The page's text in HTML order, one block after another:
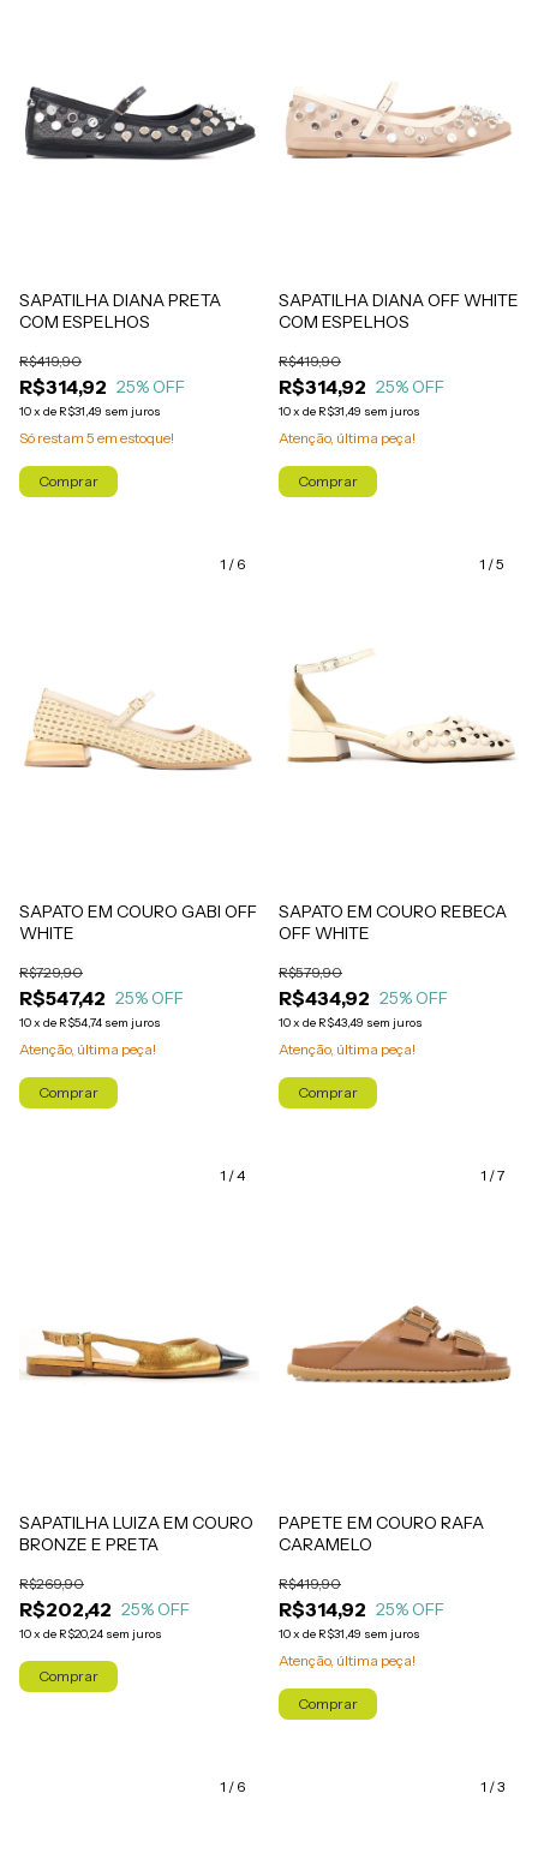
SAPATILHA DIANA PRETA
COM ESPELHOS
R$314,92
R$419,90
25% OFF
10x de R$31,49 sem juros
Só restam 5 em estoque!
Comprar
SAPATILHA DIANA OFF WHITE
COM ESPELHOS
R$314,92
R$419,90
25% OFF
10x de R$31,49 sem juros
Atenção, última peça!
Comprar
1 / 6
SAPATO EM COURO GABI OFF
WHITE
R$547,42
R$729,90
25% OFF
10x de R$54,74 sem juros
Atenção, última peça!
Comprar
1 /5
SAPATO EM COURO REBECA
OFF WHITE
R$434,92
R$579,90
25% OFF
10x de R$43,49 sem juros
Atenção, última peça!
Comprar
1 /4
SAPATILHA LUIZA EM COURO
BRONZE E PRETA
R$202,42
R$269,90
25% OFF
10x de R$20,24 sem juros
Comprar
1 /7
PAPETE EM COURO RAFA
CARAMELO
R$314,92
R$419,90
25% OFF
10x de R$31,49 sem juros
Atenção, última peça!
Comprar
1 / 6 1 /3